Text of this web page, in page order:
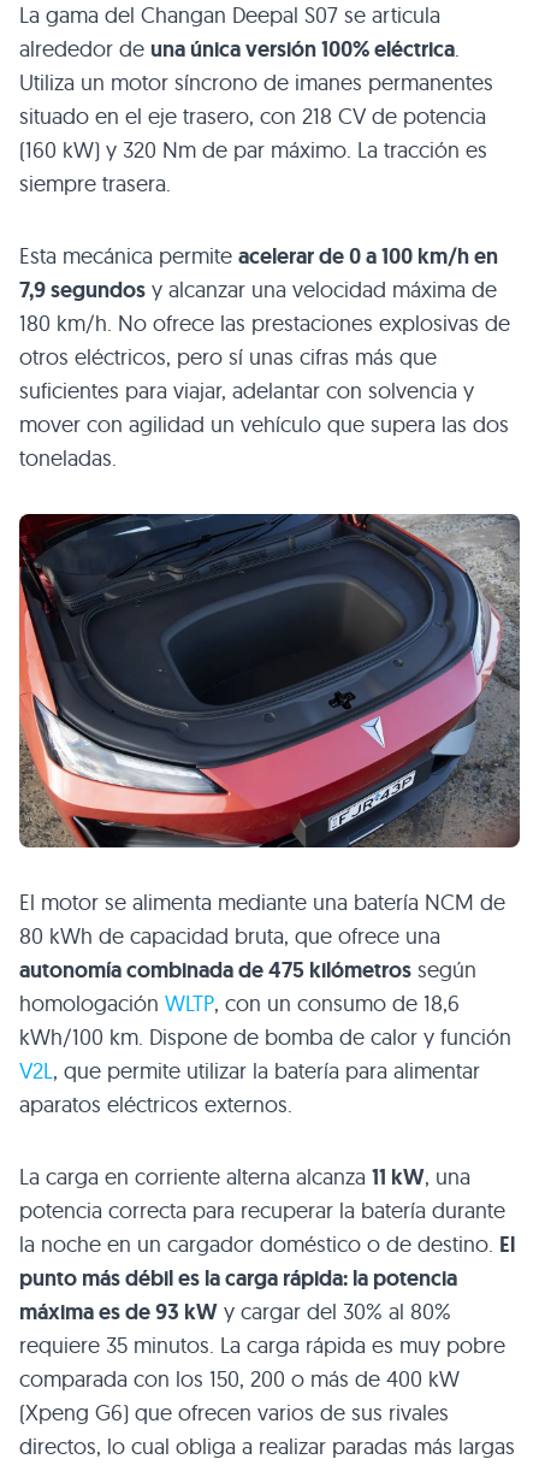
La gama del Changan Deepal S07 se articula
alrededor de una única versión 100% eléctrica.
Utiliza un motor síncrono de imanes permanentes
situado en el eje trasero, con 218 CV de potencia
(160 kW) y 320 Nm de par máximo. La tracción es
siempre trasera.
Esta mecánica permite acelerar de 0 a 100 km/h en
7,9 segundos y alcanzar una velocidad máxima de
180 km/h. No ofrece las prestaciones explosivas de
otros eléctricos, pero sí unas cifras más que
suficientes para viajar, adelantar con solvencia y
mover con agilidad un vehículo que supera las dos
toneladas.
El motor se alimenta mediante una batería NCM de
80 kWh de capacidad bruta, que ofrece una
autonomía combinada de 475 kilómetros según
homologación WLTP, con un consumo de 18,6
kWh/100 km. Dispone de bomba de calor y función
V2L, que permite utilizar la batería para alimentar
aparatos eléctricos externos.
La carga en corriente alterna alcanza 11 kW, una
potencia correcta para recuperar la batería durante
la noche en un cargador doméstico o de destino. El
punto más débil es la carga rápida: la potencia
máxima es de 93 kW y cargar del 30% al 80%
requiere 35 minutos. La carga rápida es muy pobre
comparada con los 150, 200 o más de 400 kW
(Xpeng G6) que ofrecen varios de sus rivales
directos, lo cual obliga a realizar paradas más largas